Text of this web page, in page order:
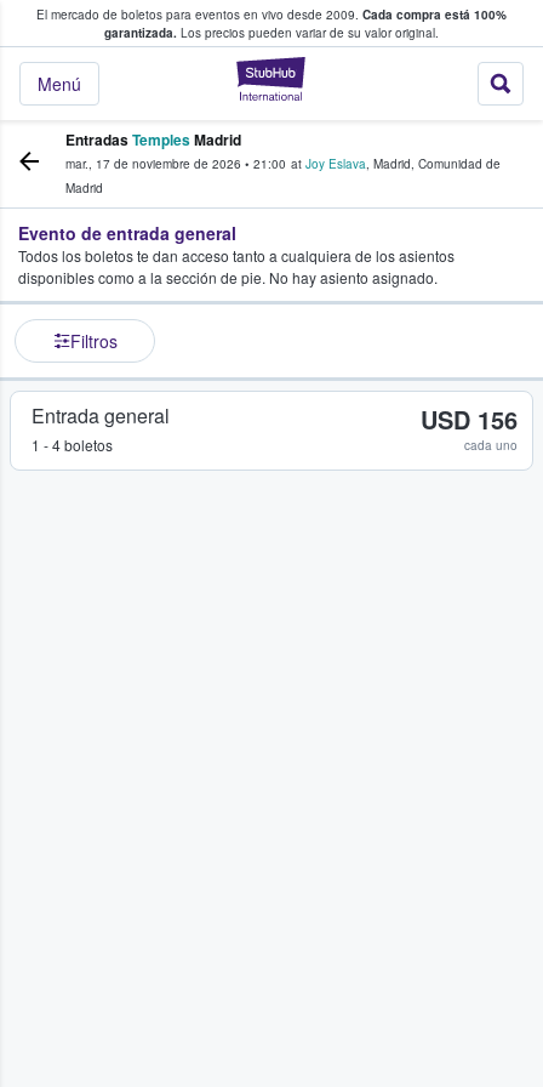
El mercado de boletos para eventos en vivo desde 2009. Cada compra está 100%
garantizada. Los precios pueden variar de su valor original.
StubHub: donde
Menú
fans compran y venden boletos
EntradasTemplesMadrid
mar., 17 de noviembre de 2026 • 21:00 at Joy Eslava, Madrid, Comunidad de
Madrid
Evento de entrada general
Todos los boletos te dan acceso tanto a cualquiera de los asientos
disponibles como a la sección de pie. No hay asiento asignado.
Filtros
Entrada general
1 - 4 boletos
USD 156
cada uno